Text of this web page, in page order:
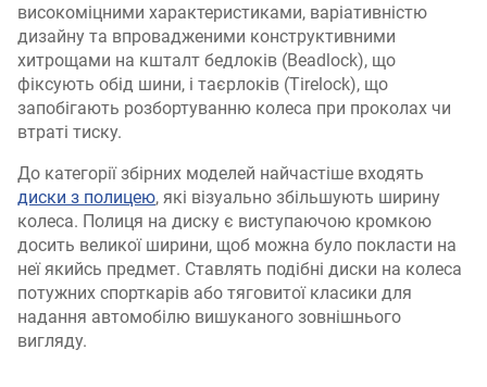
високоміцними характеристиками, варіативністю
дизайну та впровадженими конструктивними
хитрощами на кшталт бедлоків (Beadlock), що
фіксують обід шини, і таєрлоків (Tirelock), що
запобігають розбортуванню колеса при проколах чи
втраті тиску.
До категорії збірних моделей найчастіше входять
диски з полицею, які візуально збільшують ширину
колеса. Полиця на диску є виступаючою кромкою
досить великої ширини, щоб можна було покласти на
неї якийсь предмет. Ставлять подібні диски на колеса
потужних спорткарів або тяговитої класики для
надання автомобілю вишуканого зовнішнього
вигляду.